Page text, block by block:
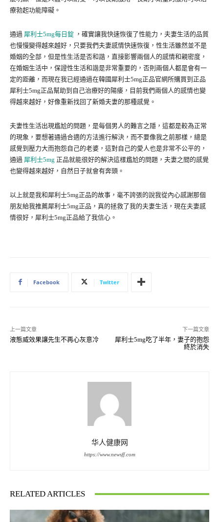
療勃起功能障礙。
通過 犀利士5mg每日錠 ，確實讓我快速恢復了性能力，夫妻生活的品質
也慢慢變得越來越好，只要我們夫妻感情快速恢復，性生活雖然並不是
婚姻的全部，但是性生活是否和諧，直接影響兩個人的感情和親密度，
在婚姻生活中，保證性生活和諧是非常重要的，否則兩個人都是會有一
定的距離，而現在我已經通過在韓國犀利士5mg正品官網所購買到正品
犀利士5mg正品幫助到自己治療好的陽痿，目前我們兩個人的感情也變
得越來越好，好像重新找回了新婚夫妻的那種感覺。
夫妻性生活出現尷尬的問題，是每個男人的難言之隱，這都是較為正常
的現象，要想著通過合適的方法進行解決，而不要像我之前那樣，總是
感覺到壓力大而抱怨自己的老婆，這對自己的愛人也是非常不公平的，
通過 犀利士5mg 正品就能很好的解決這樣尷尬的問題，夫妻之間的感覺
也變得越來越好，自然日子就會有奔頭。
以上就是我和犀利士5mg正品的故事，毫不誇張的說我從內心感謝那個
朋友給我推薦犀利士5mg正品，真的拯救了我的夫妻生活，現在夫妻感
情很好，犀利士5mg正品給了我信心。
Facebook Twitter
上一篇文章
液態威效果讓先生不再心灰意冷
下一篇文章
犀利士5mg吃了半年，妻子的抱怨
終於消失
华人健康网
https://www.newsff.com
RELATED ARTICLES